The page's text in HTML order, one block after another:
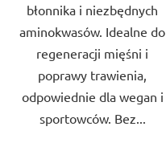
błonnika i niezbędnych
aminokwasów. Idealne do
regeneracji mięśni i
poprawy trawienia,
odpowiednie dla wegan i
sportowców. Bez...